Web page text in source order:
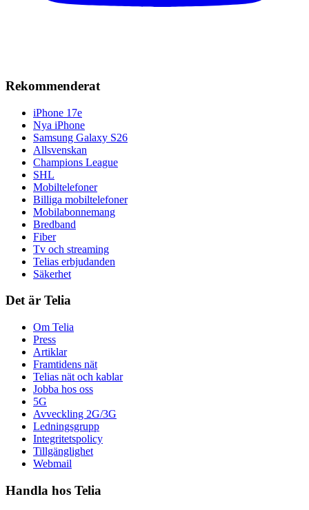
Rekommenderat
iPhone 17e
Nya iPhone
Samsung Galaxy S26
Allsvenskan
Champions League
SHL
Mobiltelefoner
Billiga mobiltelefoner
Mobilabonnemang
Bredband
Fiber
Tv och streaming
Telias erbjudanden
Säkerhet
Det är Telia
Om Telia
Press
Artiklar
Framtidens nät
Telias nät och kablar
Jobba hos oss
5G
Avveckling 2G/3G
Ledningsgrupp
Integritetspolicy
Tillgänglighet
Webmail
Handla hos Telia